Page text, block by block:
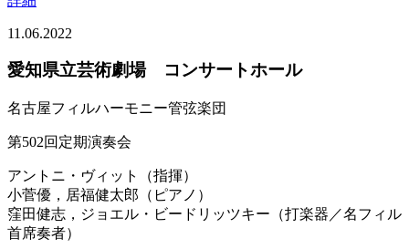
11.06.2022
愛知県立芸術劇場 コンサートホール
名古屋フィルハーモニー管弦楽団
第502回定期演奏会
アントニ・ヴィット（指揮）
小菅優，居福健太郎（ピアノ）
窪田健志，ジョエル・ビードリッツキー（打楽器／名フィル
首席奏者）